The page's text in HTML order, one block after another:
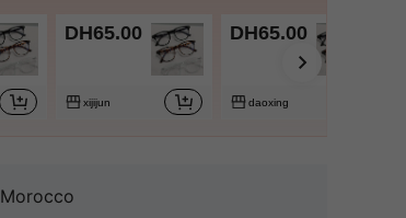
DH65.00
xijijun
DH65.00
daoxing
Morocco